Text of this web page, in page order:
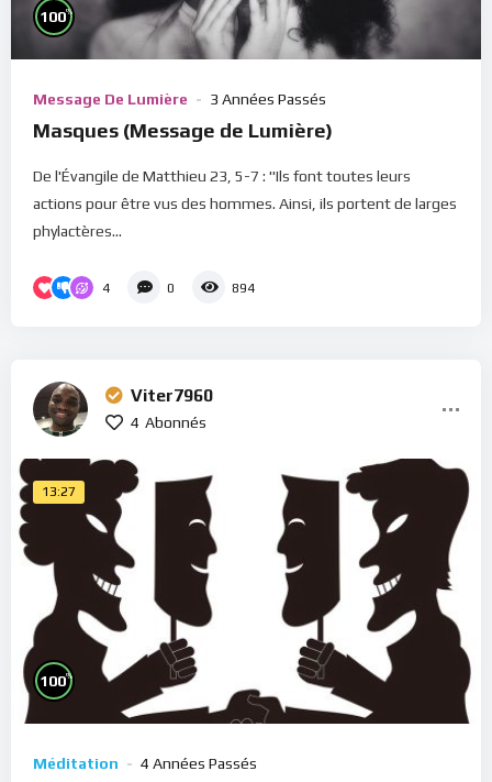
100%
Message De Lumière 3 Années Passés
Masques (Message de Lumière)
De l'Évangile de Matthieu 23, 5-7 : "Ils font toutes leurs
actions pour être vus des hommes. Ainsi, ils portent de larges
phylactères...
4 0 894
Viter7960
4 Abonnés
13:27
100%
Méditation 4 Années Passés